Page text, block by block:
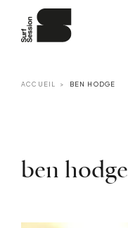
ACCUEIL BEN HODGE
ben hodge